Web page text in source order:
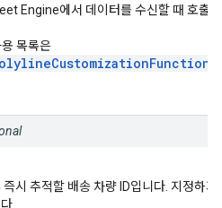
Engine에서 데이터를 수신할 때 호출
목록은
시 추적할 배송 차량 ID입니다. 지정하지
.